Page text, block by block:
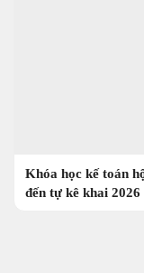
Khóa học kế toán
đến tự kê khai 2026